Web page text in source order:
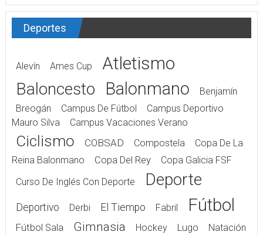
Deportes
Alevín Ames Cup Atletismo
Baloncesto Balonmano
Benjamín
Breogán
Campus De Fútbol
Campus Deportivo
Mauro Silva
Campus Vacaciones Verano
Ciclismo COBSAD Compostela
Copa De La
Reina Balonmano
Copa Del Rey
Copa Galicia FSF
Curso De Inglés Con Deporte
Deporte
Deportivo Derbi El Tiempo Fabril Fútbol
Fútbol Sala Gimnasia Hockey Lugo Natación